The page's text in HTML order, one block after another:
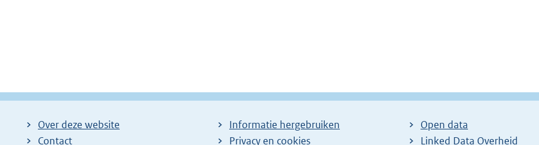
Over deze website
Contact
Informatie hergebruiken
Privacy en cookies
Open data
Linked Data Overheid